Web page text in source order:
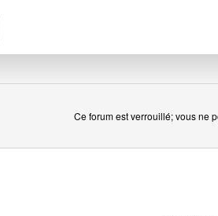
Ce forum est verrouillé; vous ne